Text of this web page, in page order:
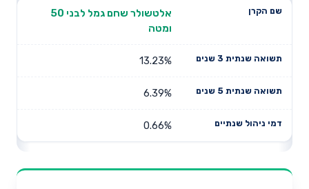
אלטשולר שחם גמל לבני 50
ומטה
13.23%
6.39%
0.66%